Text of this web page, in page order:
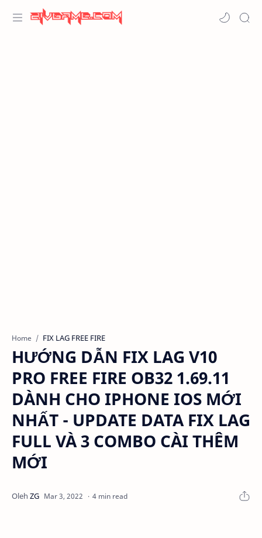
Home FIX LAG FREE FIRE
HƯỚNG DẪN FIX LAG V10
PRO FREE FIRE OB32 1.69.11
DÀNH CHO IPHONE IOS MỚI
NHẤT - UPDATE DATA FIX LAG
FULL VÀ 3 COMBO CÀI THÊM
MỚI
4 min read